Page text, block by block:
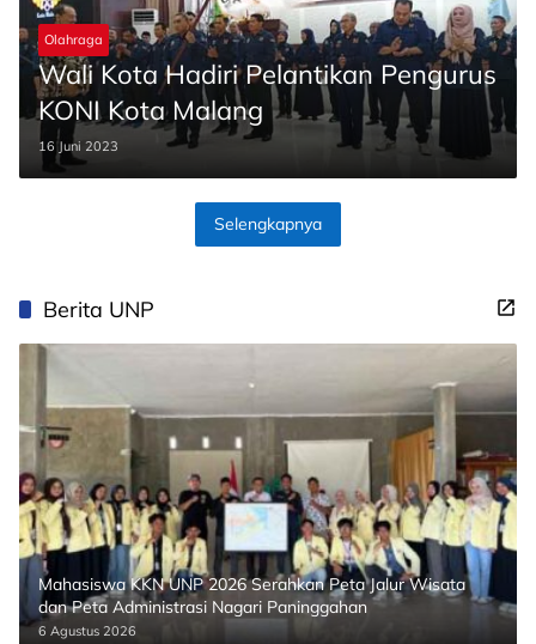
Olahraga
Wali Kota Hadiri Pelantikan Pengurus
KONI Kota Malang
16 Juni 2023
Selengkapnya
Berita UNP
Mahasiswa KKN UNP 2026 Serahkan Peta Jalur Wisata
dan Peta Administrasi Nagari Paninggahan
6 Agustus 2026